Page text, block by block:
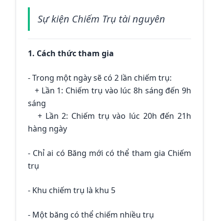
Sự kiện Chiếm Trụ tài nguyên
1. Cách thức tham gia
- Trong một ngày sẽ có 2 lần chiếm trụ:
+ Lần 1: Chiếm trụ vào lúc 8h sáng đến 9h
sáng
+ Lần 2: Chiếm trụ vào lúc 20h đến 21h
hàng ngày
- Chỉ ai có Băng mới có thể tham gia Chiếm
trụ
- Khu chiếm trụ là khu 5
- Một băng có thể chiếm nhiều trụ